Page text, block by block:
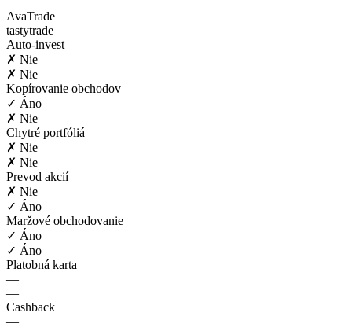
AvaTrade
tastytrade
Auto-invest
✗ Nie
✗ Nie
Kopírovanie obchodov
✓ Áno
✗ Nie
Chytré portfóliá
✗ Nie
✗ Nie
Prevod akcií
✗ Nie
✓ Áno
Maržové obchodovanie
✓ Áno
✓ Áno
Platobná karta
—
—
Cashback
—